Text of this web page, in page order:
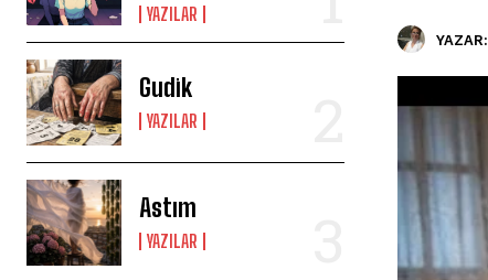
YAZILAR
Gudik
YAZILAR
Astım
YAZILAR
YAZAR: